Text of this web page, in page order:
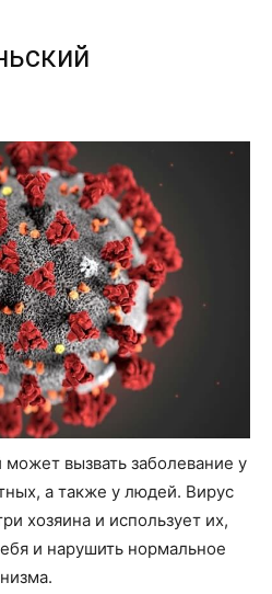
вызвать заболевание у
а также у людей. Вирус
хозяина и использует их,
и нарушить нормальное